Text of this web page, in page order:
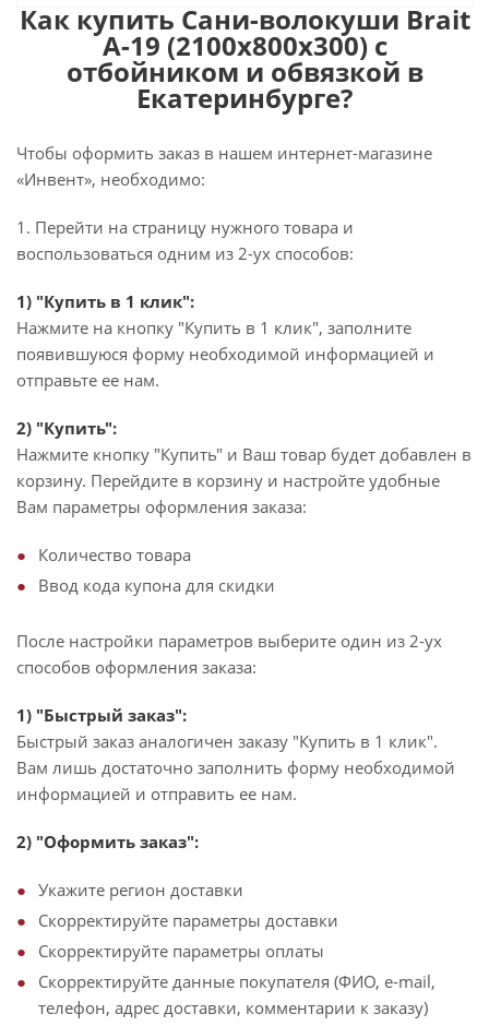
Как купить Сани-волокуши Brait
А-19 (2100х800х300) с
отбойником и обвязкой в
Екатеринбурге?
Чтобы оформить заказ в нашем интернет-магазине
«Инвент», необходимо:
1. Перейти на страницу нужного товара и
воспользоваться одним из 2-ух способов:
1) "Купить в 1 клик":
Нажмите на кнопку "Купить в 1 клик", заполните
появившуюся форму необходимой информацией и
отправьте ее нам.
2) "Купить":
Нажмите кнопку "Купить" и Ваш товар будет добавлен в
корзину. Перейдите в корзину и настройте удобные
Вам параметры оформления заказа:
Количество товара
Ввод кода купона для скидки
После настройки параметров выберите один из 2-ух
способов оформления заказа:
1) "Быстрый заказ":
Быстрый заказ аналогичен заказу "Купить в 1 клик".
Вам лишь достаточно заполнить форму необходимой
информацией и отправить ее нам.
2) "Оформить заказ":
Укажите регион доставки
Скорректируйте параметры доставки
Скорректируйте параметры оплаты
Скорректируйте данные покупателя (ФИО, e-mail,
телефон, адрес доставки, комментарии к заказу)